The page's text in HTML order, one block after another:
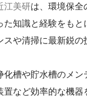
江美研は、環境保全
た知識と経験をも
スや清掃に最新鋭
化槽や貯水槽のメ
置など効率的な機